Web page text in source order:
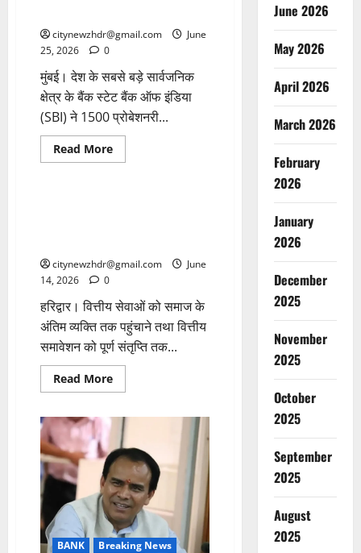
citynewzhdr@gmail.com
June
25, 2026
0
मुंबई। देश के सबसे बड़े सार्वजनिक
क्षेत्र के बैंक स्टेट बैंक ऑफ इंडिया
(SBI) ने 1500 प्रोबेशनरी...
Read MoreRead
more
पर
भर्ती,
BANK
Breaking News
Haridwar
Uttarakhand
citynewzhdr@gmail.com
June
14, 2026
0
हरिद्वार। वित्तीय सेवाओं को समाज के
अंतिम व्यक्ति तक पहुंचाने तथा वित्तीय
समावेशन को पूर्ण संतृप्ति तक...
Read MoreRead
more
जून
को
बहादराबाद
में
वित्तीय
समावेशन
संतृप्ति
मेगा
कैंप
का
आयोजन
BANK
Breaking News
June 2026
May 2026
April 2026
March 2026
February
2026
January
2026
December
2025
November
2025
October
2025
September
2025
August
2025